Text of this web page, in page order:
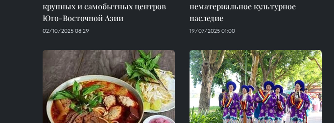
крупных и самобытных центров
Юго-Восточной Азии
02/10/2025 08:29
нематериальное культурное
наследие
19/07/2025 01:00